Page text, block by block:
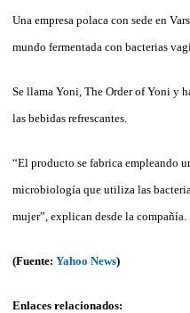
Una empresa polaca con sede en
mundo fermentada con bacterias
Se llama Yoni, The Order of Yoni y
las bebidas refrescantes.
“El producto se fabrica empleando
microbiología que utiliza las
mujer”, explican desde la compañía.
(Fuente: Yahoo News)
Enlaces relacionados: